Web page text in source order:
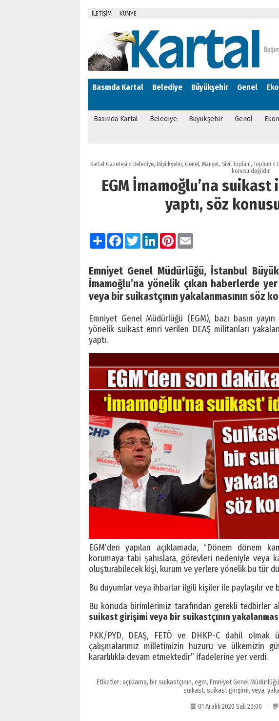
İLETİŞİM KÜNYE
Basında Kartal Belediye Büyükşehir Genel
Basında Kartal Belediye Büyükşehir Genel
Kartal Gazetesi » Belediye, Büyükşehir, Genel, Manşet, Sivil Toplum,Toplum »
konusu değildir
EGM İmamoğlu’na suikast
yaptı, söz
PaylaşFacebook
TwitterLinkedInPinterest
Emniyet Genel Müdürlüğü, İstanbul
İmamoğlu’na yönelik çıkan haberlerde
veya bir suikastçının yakalanmasının söz
Emniyet Genel Müdürlüğü (EGM), bazı basın
yönelik suikast emri verilen DEAŞ militanları
yaptı.
EGM’den yapılan açıklamada, “Dönem dönem
korumaya tabi şahıslara, görevleri nedeniyle veya
oluşturabilecek kişi, kurum ve yerlere yönelik bu tür
Bu duyumlar veya ihbarlar ilgili kişiler ile paylaşılır ve
Bu konuda birimlerimiz tarafından gerekli tedbirler
suikast girişimi veya bir suikastçının
PKK/PYD, DEAŞ, FETÖ ve DHKP-C dahil
çalışmalarımız milletimizin huzuru ve ülkemizin
kararlılıkla devam etmektedir” ifadelerine yer verdi.
Etiketler: açıklama, bir suikastçının, egm, Emniyet Genel Müdürlüğü
suikast, suikast girişimi, veya,
📆 01 Aralık 2020 Salı 23:00 ·